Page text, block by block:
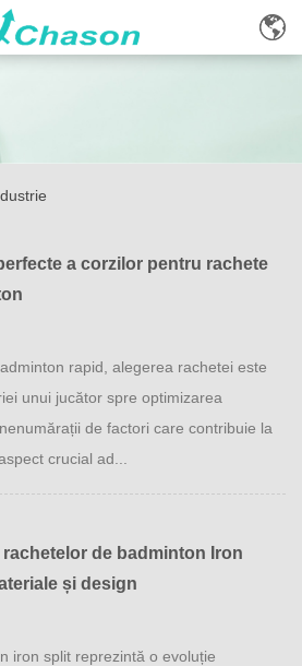
a corzilor pentru rachete
rapid, alegerea rachetei este
unui jucător spre optimizarea
de factori care contribuie la
crucial ad...
de badminton Iron
și design
iron split reprezintă o evoluție